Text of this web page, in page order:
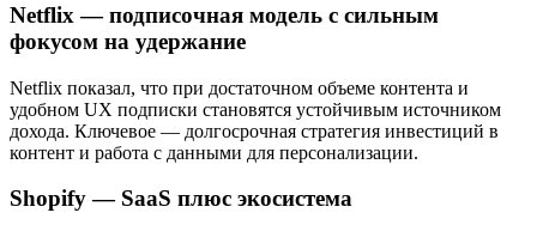
Netflix — подписочная модель с сильным
фокусом на удержание
Netflix показал, что при достаточном объеме контента и
удобном UX подписки становятся устойчивым источником
дохода. Ключевое — долгосрочная стратегия инвестиций в
контент и работа с данными для персонализации.
Shopify — SaaS плюс экосистема